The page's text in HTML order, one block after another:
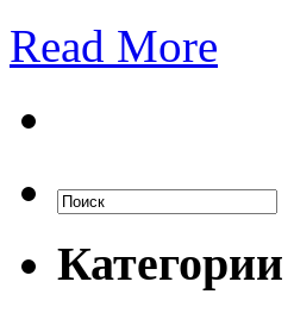
Read More
Категории